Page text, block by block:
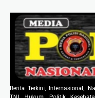
Berita Terkini, Internasional,